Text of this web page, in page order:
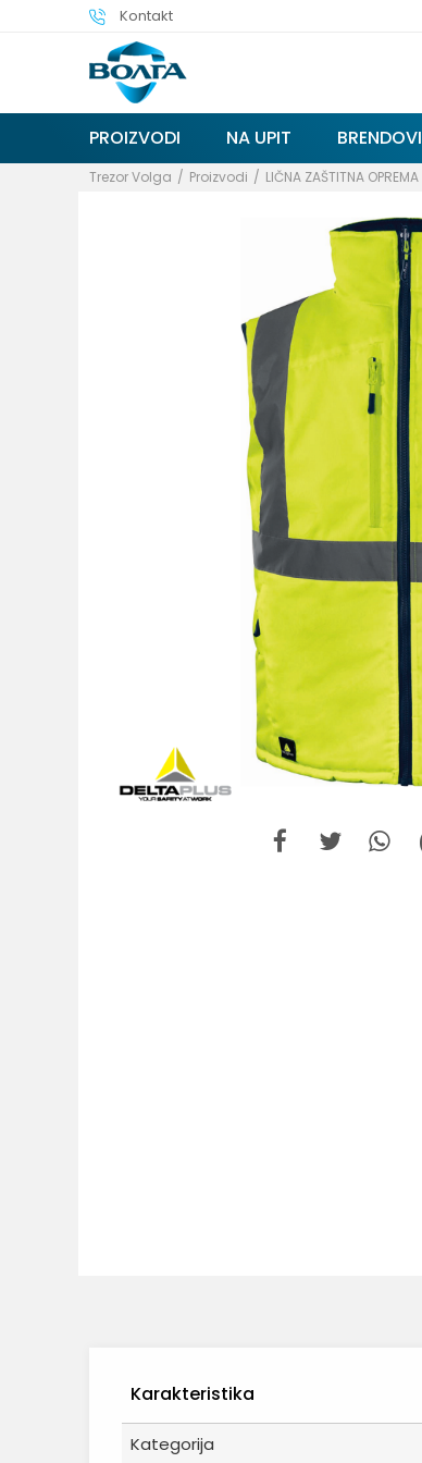
Kontakt
PROIZVODI NA UPIT BRENDOVI
Trezor Volga Proizvodi LIČNA ZAŠTITNA OPREMA
Karakteristika
Kategorija